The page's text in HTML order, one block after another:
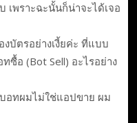
เพราะฉะนั้นก็น่าจะได้เจอ
งบัตรอย่างเงี้ยค่ะ ที่แบบ
ซื้อ (Bot Sell) อะไรอย่าง
อทผมไม่ใช่แอปขาย ผม